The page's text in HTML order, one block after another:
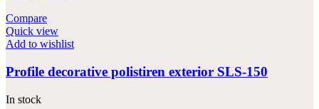
Compare
Quick view
Add to wishlist
Profile decorative polistiren exterior SLS-150
In stock